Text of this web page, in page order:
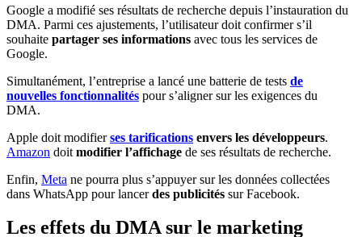
Google a modifié ses résultats de recherche depuis l’instauration du
DMA. Parmi ces ajustements, l’utilisateur doit confirmer s’il
souhaite partager ses informations avec tous les services de
Google.
Simultanément, l’entreprise a lancé une batterie de tests de
nouvelles fonctionnalités pour s’aligner sur les exigences du
DMA.
Apple doit modifierses tarifications envers les développeurs.
Amazon doit modifier l’affichage de ses résultats de recherche.
Enfin, Meta ne pourra plus s’appuyer sur les données collectées
dans WhatsApp pour lancerdes publicités sur Facebook.
Les effets du DMA sur le marketing